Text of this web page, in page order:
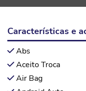
Características e
Abs
Aceito Troca
Air Bag